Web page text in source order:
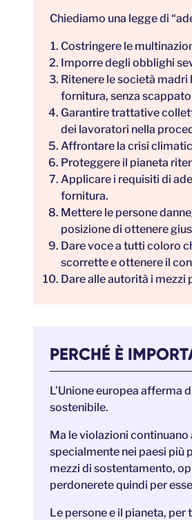
Chiediamo una legge di
Costringere le
Imporre degli obblighi
Ritenere le società
fornitura, senza
Garantire trattative
dei lavoratori nella
Affrontare la crisi
Proteggere il pianeta
Applicare i requisiti di
fornitura.
Mettere le persone
posizione di ottenere
Dare voce a tutti coloro
scorrette e ottenere il
Dare alle autorità i mezzi
PERCHÉ È
L’Unione europea afferma
sostenibile.
Ma le violazioni
specialmente nei paesi più
mezzi di sostentamento,
perdonerete quindi per
Le persone e il pianeta,